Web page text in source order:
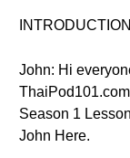
INTRODUCTION
John: Hi
Season 1
John Here.